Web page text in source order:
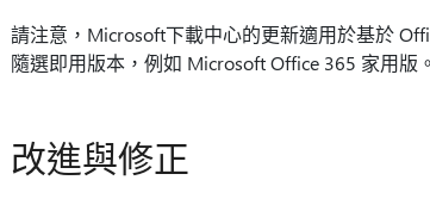
請注意，Microsoft下載中心的更新適用於基於
隨選即用版本，例如 Microsoft Office 365 家用版
改進與修正